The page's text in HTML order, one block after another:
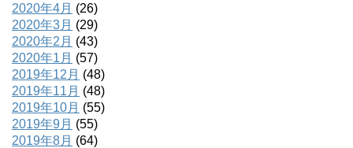
2020年4月 (26)
2020年3月 (29)
2020年2月 (43)
2020年1月 (57)
2019年12月 (48)
2019年11月 (48)
2019年10月 (55)
2019年9月 (55)
2019年8月 (64)